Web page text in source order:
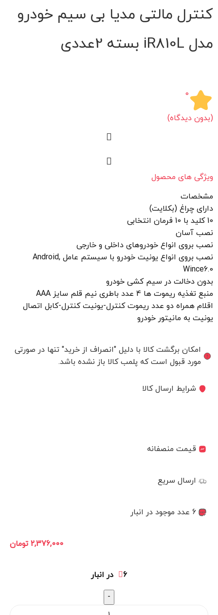
کنترل مالتی مدیا بی سیم خودرو
مدل iR810L بسته 2عددی
0
(بدون دیدگاه)
ویژگی های محصول
مشخصات
دارای چراغ (بکلایت)
10 کلید با 10 فرمان انتخابی
نصب آسان
نصب بروی انواع خودروهای داخلی و خارجی
نصب بروی انواع یونیت خودرو با سیستم عامل Android,
Wince6.0
بدون دخالت در سیم کشی خودرو
منبع تغذیه ریموت ها 4 عدد باطری نیم قلم سایز AAA
اقلام همراه دو عدد ریموت کنترل-یونیت کنترل-کابل اتصال
یونیت به مانیتور خودرو
امکان برگشت کالا با دلیل "انصراف از خرید" تنها در صورتی
مورد قبول است که پلمب کالا باز نشده باشد.
شرایط ارسال کالا
قیمت منصفانه
ارسال سریع
6 عدد موجود در انبار
2,376,000 تومان
6 در انبار